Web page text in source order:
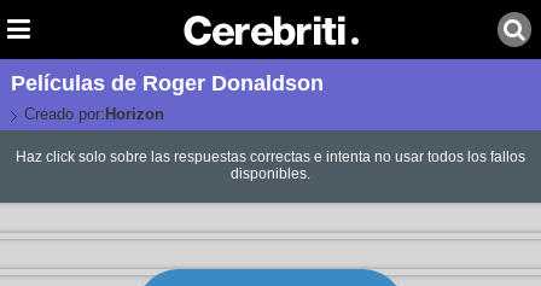
Películas de Roger Donaldson
Creado por: Horizon
Haz click solo sobre las respuestas correctas e intenta no usar todos los fallos
disponibles.